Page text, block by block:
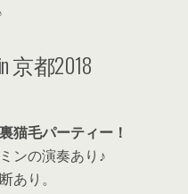
都2018
裏猫毛パーティー！
ンの演奏あり♪
あり。